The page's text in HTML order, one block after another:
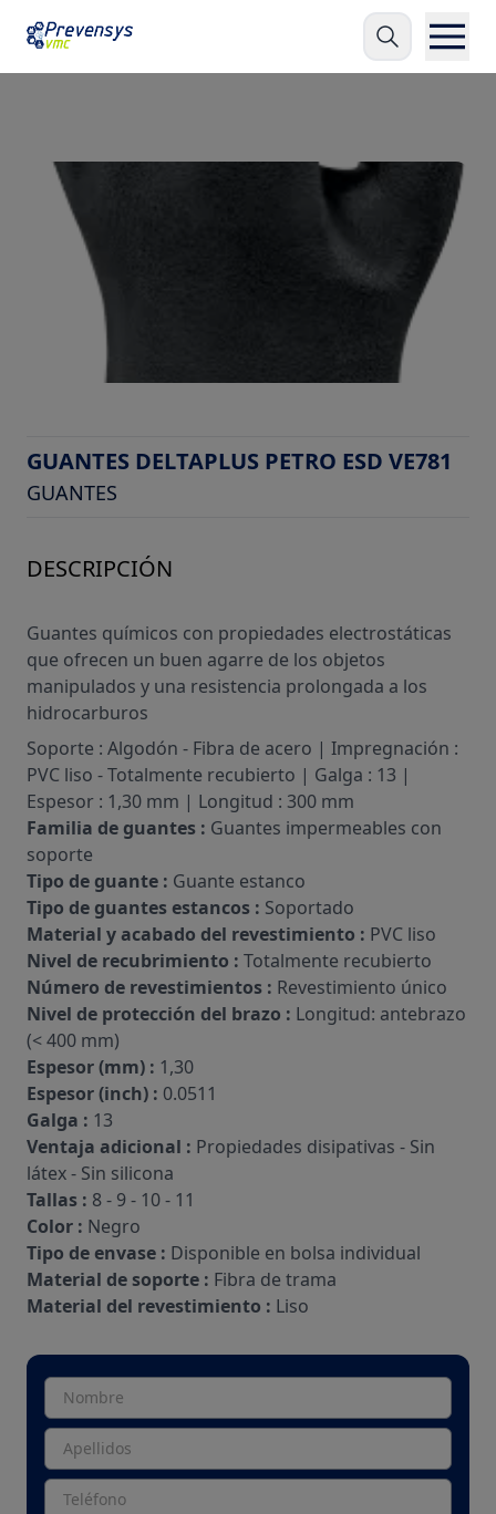
GUANTES DELTAPLUS PETRO ESD VE781
GUANTES
DESCRIPCIÓN
Guantes químicos con propiedades electrostáticas
que ofrecen un buen agarre de los objetos
manipulados y una resistencia prolongada a los
hidrocarburos
Soporte : Algodón - Fibra de acero | Impregnación :
PVC liso - Totalmente recubierto | Galga : 13 |
Espesor : 1,30 mm | Longitud : 300 mm
Familia de guantes : Guantes impermeables con
soporte
Tipo de guante : Guante estanco
Tipo de guantes estancos : Soportado
Material y acabado del revestimiento : PVC liso
Nivel de recubrimiento : Totalmente recubierto
Número de revestimientos : Revestimiento único
Nivel de protección del brazo : Longitud: antebrazo
(< 400 mm)
Espesor (mm) : 1,30
Espesor (inch) : 0.0511
Galga : 13
Ventaja adicional : Propiedades disipativas - Sin
látex - Sin silicona
Tallas : 8 - 9 - 10 - 11
Color : Negro
Tipo de envase : Disponible en bolsa individual
Material de soporte : Fibra de trama
Material del revestimiento : Liso